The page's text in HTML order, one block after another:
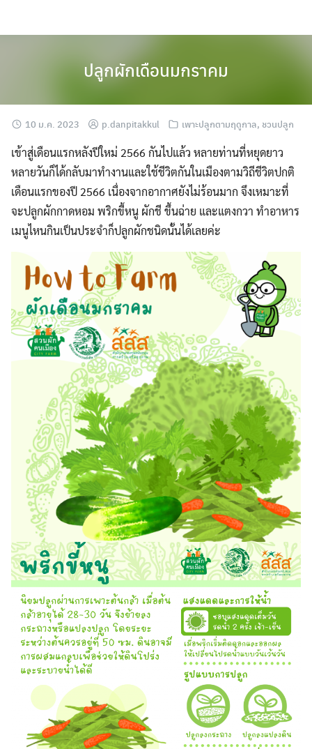
ปลูกผักเดือนมกราคม
10 ม.ค. 2023 p.danpitakkul เพาะปลูกตามฤดูกาล, ชวนปลูก
เข้าสู่เดือนแรกหลังปีใหม่ 2566 กันไปแล้ว หลายท่านที่หยุดยาว
หลายวันก็ได้กลับมาทำงานและใช้ชีวิตกันในเมืองตามวิถีชีวิตปกติ
เดือนแรกของปี 2566 เนื่องจากอากาศยังไม่ร้อนมาก จึงเหมาะที่
จะปลูกผักกาดหอม พริกขี้หนู ผักชี ขึ้นฉ่าย และแตงกวา ทำอาหาร
เมนูไหนกินเป็นประจำก็ปลูกผักชนิดนั้นได้เลยค่ะ